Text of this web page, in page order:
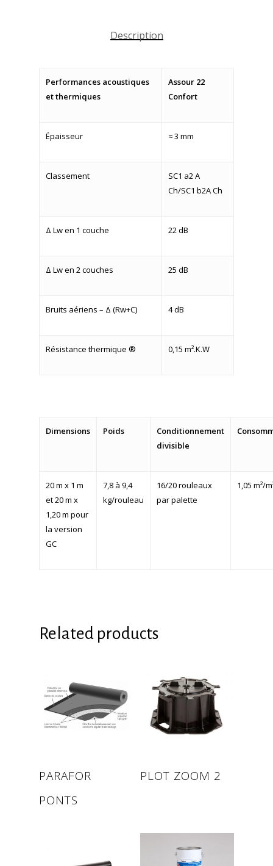
Description
Performances acoustiques
et thermiques
Assour 22
Confort
Épaisseur ≈ 3 mm
Classement
SC1 a2 A
Ch/SC1 b2A Ch
Δ Lw en 1 couche 22 dB
Δ Lw en 2 couches 25 dB
Bruits aériens – Δ (Rw+C) 4 dB
Résistance thermique ® 0,15 m².K.W
Dimensions Poids
Conditionnement
divisible
20 m x 1 m
et 20 m x
1,20 m pour
la version
GC
7,8 à 9,4
kg/rouleau
16/20 rouleaux
par palette
1,05 m²/
Related products
PARAFOR
PONTS
PLOT ZOOM 2